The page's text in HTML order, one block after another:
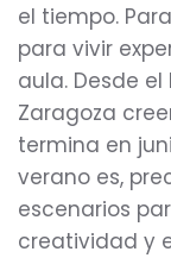
el tiempo.
para vivir
aula. Desde
Zaragoza
termina en
verano es,
escenarios
creatividad y